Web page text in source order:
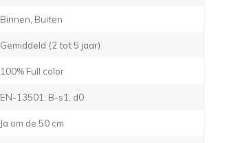
Binnen, Buiten
Gemiddeld (2 tot 5 jaar)
100% Full color
EN-13501: B-s1, d0
Ja om de 50 cm